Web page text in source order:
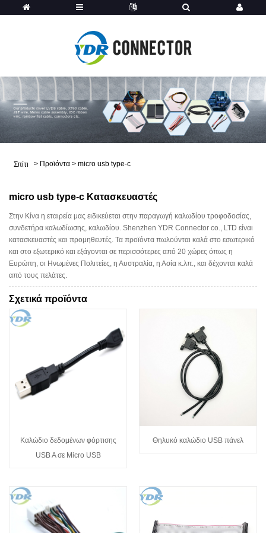
Σπίτι > Προϊόντα > micro usb type-c
micro usb type-c Κατασκευαστές
Στην Κίνα η εταιρεία μας ειδικεύεται στην παραγωγή καλωδίου τροφοδοσίας,
συνδετήρα καλωδίωσης, καλωδίου. Shenzhen YDR Connector co., LTD είναι
κατασκευαστές και προμηθευτές. Τα προϊόντα πωλούνται καλά στο εσωτερικό
και στο εξωτερικό και εξάγονται σε περισσότερες από 20 χώρες όπως η
Ευρώπη, οι Ηνωμένες Πολιτείες, η Αυστραλία, η Ασία κ.λπ., και δέχονται καλά
από τους πελάτες.
Σχετικά προϊόντα
Καλώδιο δεδομένων φόρτισης
USB A σε Micro USB
Θηλυκό καλώδιο USB πάνελ